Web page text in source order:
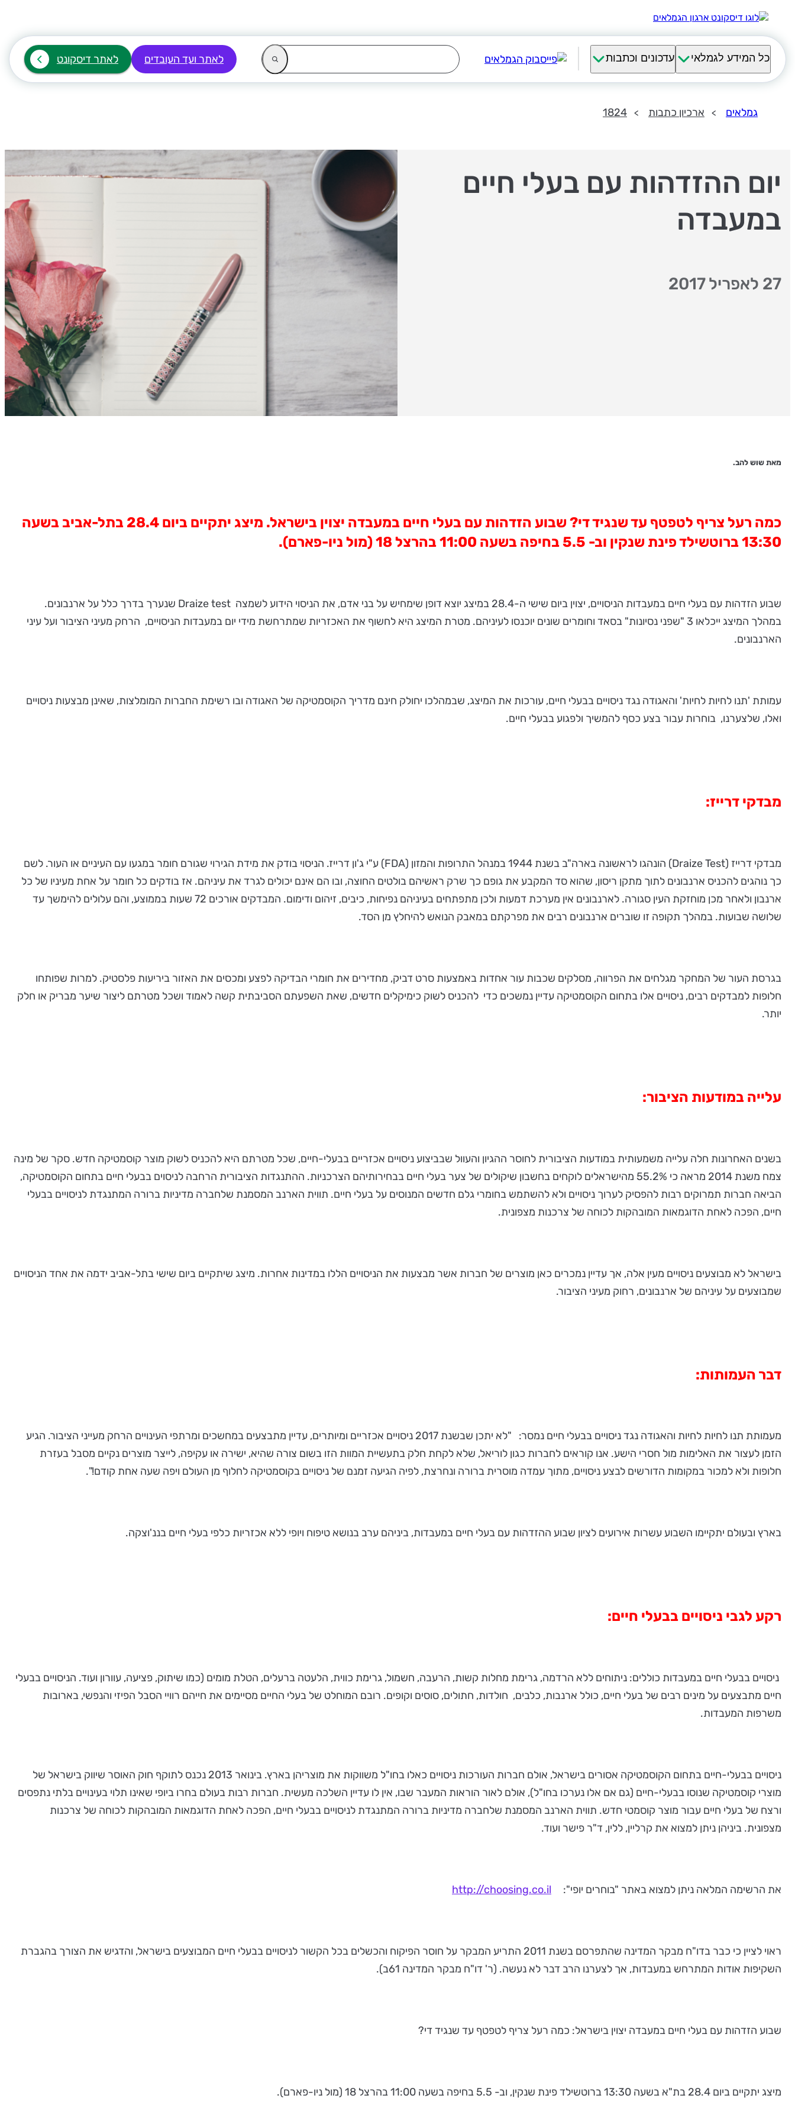
כל המידע לגמלאי עדכונים וכתבות לאתר ועד העובדים לאתר דיסקונט
גמלאים ארכיון כתבות 1824
יום ההזדהות עם בעלי חיים
במעבדה
27 לאפריל 2017
מאת שוש להב.
כמה רעל צריף לטפטף עד שנגיד די? שבוע הזדהות עם בעלי חיים במעבדה יצוין בישראל. מיצג יתקיים ביום 28.4 בתל-אביב בשעה
13:30 ברוטשילד פינת שנקין וב- 5.5 בחיפה בשעה 11:00 בהרצל 18 (מול ניו-פארם).
שבוע הזדהות עם בעלי חיים במעבדות הניסויים, יצוין ביום שישי ה-28.4 במיצג יוצא דופן שימחיש על בני אדם, את הניסוי הידוע לשמצה Draize test שנערך בדרך כלל על ארנבונים.
במהלך המיצג ייכלאו 3 "שפני נסיונות" בסאד וחומרים שונים יוכנסו לעיניהם. מטרת המיצג היא לחשוף את האכזריות שמתרחשת מידי יום במעבדות הניסויים, הרחק מעיני הציבור ועל עיני
הארנבונים.
עמותת 'תנו לחיות לחיות' והאגודה נגד ניסויים בבעלי חיים, עורכות את המיצג, שבמהלכו יחולק חינם מדריך הקוסמטיקה של האגודה ובו רשימת החברות המומלצות, שאינן מבצעות ניסויים
ואלו, שלצערנו, בוחרות עבור בצע כסף להמשיך ולפגוע בבעלי חיים.
מבדקי דרייז:
מבדקי דרייז (Draize Test) הונהגו לראשונה בארה"ב בשנת 1944 במנהל התרופות והמזון (FDA) ע"י ג'ון דרייז. הניסוי בודק את מידת הגירוי שגורם חומר במגעו עם העיניים או העור. לשם
כך נוהגים להכניס ארנבונים לתוך מתקן ריסון, שהוא סד המקבע את גופם כך שרק ראשיהם בולטים החוצה, ובו הם אינם יכולים לגרד את עיניהם. אז בודקים כל חומר על אחת מעיניו של כל
ארנבון ולאחר מכן מוחזקת העין סגורה. לארנבונים אין מערכת דמעות ולכן מתפתחים בעיניהם נפיחות, כיבים, זיהום ודימום. המבדקים אורכים 72 שעות בממוצע, והם עלולים להימשך עד
שלושה שבועות. במהלך תקופה זו שוברים ארנבונים רבים את מפרקתם במאבק הנואש להיחלץ מן הסד.
בגרסת העור של המחקר מגלחים את הפרווה, מסלקים שכבות עור אחדות באמצעות סרט דביק, מחדירים את חומרי הבדיקה לפצע ומכסים את האזור ביריעות פלסטיק. למרות שפותחו
חלופות למבדקים רבים, ניסויים אלו בתחום הקוסמטיקה עדיין נמשכים כדי להכניס לשוק כימיקלים חדשים, שאת השפעתם הסביבתית קשה לאמוד ושכל מטרתם ליצור שיער מבריק או חלק
יותר.
עלייה במודעות הציבור:
בשנים האחרונות חלה עלייה משמעותית במודעות הציבורית לחוסר ההגיון והעוול שבביצוע ניסויים אכזריים בבעלי-חיים, שכל מטרתם היא להכניס לשוק מוצר קוסמטיקה חדש. סקר של מינה
צמח משנת 2014 מראה כי 55.2% מהישראלים לוקחים בחשבון שיקולים של צער בעלי חיים בבחירותיהם הצרכניות. ההתנגדות הציבורית הרחבה לניסוים בבעלי חיים בתחום הקוסמטיקה,
הביאה חברות תמרוקים רבות להפסיק לערוך ניסויים ולא להשתמש בחומרי גלם חדשים המנוסים על בעלי חיים. תווית הארנב המסמנת שלחברה מדיניות ברורה המתנגדת לניסויים בבעלי
חיים, הפכה לאחת הדוגמאות המובהקות לכוחה של צרכנות מצפונית.
בישראל לא מבוצעים ניסויים מעין אלה, אך עדיין נמכרים כאן מוצרים של חברות אשר מבצעות את הניסויים הללו במדינות אחרות. מיצג שיתקיים ביום שישי בתל-אביב ידמה את אחד הניסויים
שמבוצעים על עיניהם של ארנבונים, רחוק מעיני הציבור.
דבר העמותות:
מעמותת תנו לחיות לחיות והאגודה נגד ניסויים בבעלי חיים נמסר: "לא יתכן שבשנת 2017 ניסויים אכזריים ומיותרים, עדיין מתבצעים במחשכים ומרתפי העינויים הרחק מעייני הציבור. הגיע
הזמן לעצור את האלימות מול חסרי הישע. אנו קוראים לחברות כגון לוריאל, שלא לקחת חלק בתעשיית המוות הזו בשום צורה שהיא, ישירה או עקיפה, לייצר מוצרים נקיים מסבל בעזרת
חלופות ולא למכור במקומות הדורשים לבצע ניסויים, מתוך עמדה מוסרית ברורה ונחרצת, לפיה הגיעה זמנם של ניסויים בקוסמטיקה לחלוף מן העולם ויפה שעה אחת קודם!".
בארץ ובעולם יתקיימו השבוע עשרות אירועים לציון שבוע ההזדהות עם בעלי חיים במעבדות, ביניהם ערב בנושא טיפוח ויופי ללא אכזריות כלפי בעלי חיים בננ'וצקה.
רקע לגבי ניסויים בבעלי חיים:
ניסויים בבעלי חיים במעבדות כוללים: ניתוחים ללא הרדמה, גרימת מחלות קשות, הרעבה, חשמול, גרימת כווית, הלעטה ברעלים, הטלת מומים (כמו שיתוק, פציעה, עוורון ועוד. הניסויים בבעלי
חיים מתבצעים על מינים רבים של בעלי חיים, כולל ארנבות, כלבים, חולדות, חתולים, סוסים וקופים. רובם המוחלט של בעלי החיים מסיימים את חייהם רוויי הסבל הפיזי והנפשי, בארובות
משרפות המעבדות.
ניסויים בבעלי-חיים בתחום הקוסמטיקה אסורים בישראל, אולם חברות העורכות ניסויים כאלו בחו"ל משווקות את מוצריהן בארץ. בינואר 2013 נכנס לתוקף חוק האוסר שיווק בישראל של
מוצרי קוסמטיקה שנוסו בבעלי-חיים (גם אם אלו נערכו בחו"ל), אולם לאור הוראות המעבר שבו, אין לו עדיין השלכה מעשית. חברות רבות בעולם בחרו ביופי שאינו תלוי בעינויים בלתי נתפסים
ורצח של בעלי חיים עבור מוצר קוסמטי חדש. תווית הארנב המסמנת שלחברה מדיניות ברורה המתנגדת לניסויים בבעלי חיים, הפכה לאחת הדוגמאות המובהקות לכוחה של צרכנות
מצפונית. ביניהן ניתן למצוא את קרליין, ללין, ד"ר פישר ועוד.
את הרשימה המלאה ניתן למצוא באתר "בוחרים יופי": http://choosing.co.il
ראוי לציין כי כבר בדו"ח מבקר המדינה שהתפרסם בשנת 2011 התריע המבקר על חוסר הפיקוח והכשלים בכל הקשור לניסויים בבעלי חיים המבוצעים בישראל, והדגיש את הצורך בהגברת
השקיפות אודות המתרחש במעבדות, אך לצערנו הרב דבר לא נעשה. (ר' דו"ח מבקר המדינה 61ב).
שבוע הזדהות עם בעלי חיים במעבדה יצוין בישראל: כמה רעל צריף לטפטף עד שנגיד די?
מיצג יתקיים ביום 28.4 בת"א בשעה 13:30 ברוטשילד פינת שנקין, וב- 5.5 בחיפה בשעה 11:00 בהרצל 18 (מול ניו-פארם).